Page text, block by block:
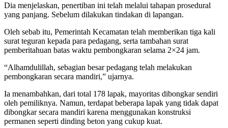
Dia menjelaskan, penertiban ini telah melalui tahapan prosedural
yang panjang. Sebelum dilakukan tindakan di lapangan.
Oleh sebab itu, Pemerintah Kecamatan telah memberikan tiga kali
surat teguran kepada para pedagang, serta tambahan surat
pemberitahuan batas waktu pembongkaran selama 2×24 jam.
“Alhamdulillah, sebagian besar pedagang telah melakukan
pembongkaran secara mandiri,” ujarnya.
Ia menambahkan, dari total 178 lapak, mayoritas dibongkar sendiri
oleh pemiliknya. Namun, terdapat beberapa lapak yang tidak dapat
dibongkar secara mandiri karena menggunakan konstruksi
permanen seperti dinding beton yang cukup kuat.